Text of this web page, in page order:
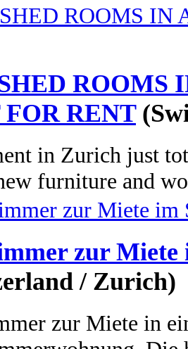
ROOMS
RENT
in Zurich just
furniture and
zur Miete
/ Zurich)
zur Miete in